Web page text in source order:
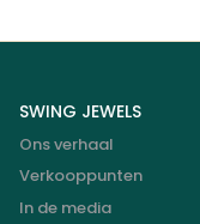
SWING JEWELS
Ons verhaal
Verkooppunten
In de media